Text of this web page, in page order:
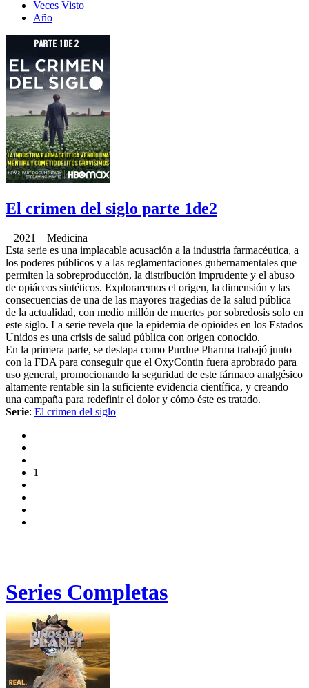
Veces Visto
Año
El crimen del siglo parte 1de2
2021 Medicina
Esta serie es una implacable acusación a la industria farmacéutica, a
los poderes públicos y a las reglamentaciones gubernamentales que
permiten la sobreproducción, la distribución imprudente y el abuso
de opiáceos sintéticos. Exploraremos el origen, la dimensión y las
consecuencias de una de las mayores tragedias de la salud pública
de la actualidad, con medio millón de muertes por sobredosis solo en
este siglo. La serie revela que la epidemia de opioides en los Estados
Unidos es una crisis de salud pública con origen conocido.
En la primera parte, se destapa como Purdue Pharma trabajó junto
con la FDA para conseguir que el OxyContin fuera aprobrado para
uso general, promocionando la seguridad de este fármaco analgésico
altamente rentable sin la suficiente evidencia científica, y creando
una campaña para redefinir el dolor y cómo éste es tratado.
Serie: El crimen del siglo
1
Series Completas